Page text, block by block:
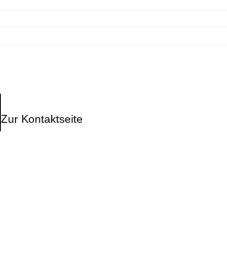
Zur Kontaktseite